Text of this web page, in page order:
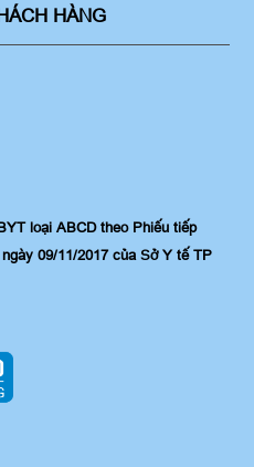
HÀNG
loại ABCD theo Phiếu tiếp
09/11/2017 của Sở Y tế TP